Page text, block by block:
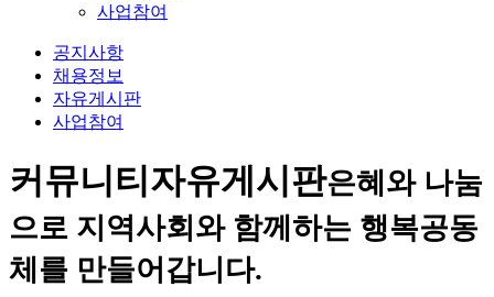
사업참여
공지사항
채용정보
자유게시판
사업참여
커뮤니티자유게시판은혜와 나눔
으로 지역사회와 함께하는 행복공동
체를 만들어갑니다.